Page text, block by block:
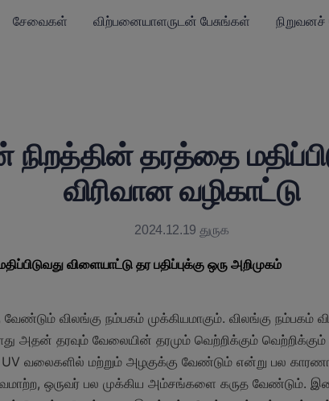
சேவைகள் விற்பனையாளருடன் பேசுங்கள்
நிறத்தின் தரத்தை
விரிவான வழிகாட்டு
2024.12.19 துருக
விளையாட்டு தர பதிப்புக்கு ஒரு அறிமுகம்
வேண்டும் விலங்கு நம்பகம் முக்கியமாகும். விலங்கு நம்பகம்
அதன் தரவும் வேலையின் தரமும் வெற்றிக்கும்
UV வலைகளில் மற்றும் அழகுக்கு வேண்டும் என்று பல
ஒருவர் பல முக்கிய அம்சங்களை கருத வேண்டும்.